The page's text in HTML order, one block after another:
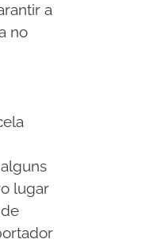
a
no
lugar